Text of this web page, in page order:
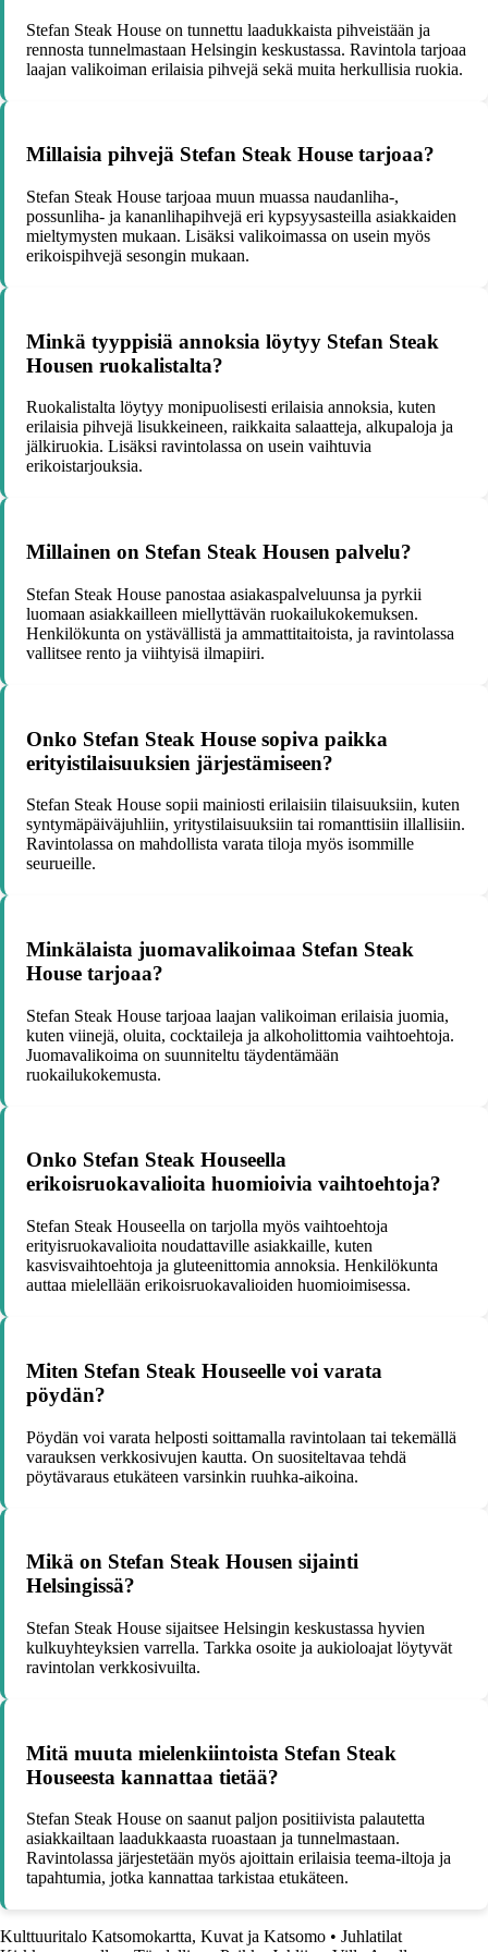
Stefan Steak House on tunnettu laadukkaista pihveistään ja
rennosta tunnelmastaan Helsingin keskustassa. Ravintola tarjoaa
laajan valikoiman erilaisia pihvejä sekä muita herkullisia ruokia.
Millaisia pihvejä Stefan Steak House tarjoaa?
Stefan Steak House tarjoaa muun muassa naudanliha-,
possunliha- ja kananlihapihvejä eri kypsyysasteilla asiakkaiden
mieltymysten mukaan. Lisäksi valikoimassa on usein myös
erikoispihvejä sesongin mukaan.
Minkä tyyppisiä annoksia löytyy Stefan Steak
Housen ruokalistalta?
Ruokalistalta löytyy monipuolisesti erilaisia annoksia, kuten
erilaisia pihvejä lisukkeineen, raikkaita salaatteja, alkupaloja ja
jälkiruokia. Lisäksi ravintolassa on usein vaihtuvia
erikoistarjouksia.
Millainen on Stefan Steak Housen palvelu?
Stefan Steak House panostaa asiakaspalveluunsa ja pyrkii
luomaan asiakkailleen miellyttävän ruokailukokemuksen.
Henkilökunta on ystävällistä ja ammattitaitoista, ja ravintolassa
vallitsee rento ja viihtyisä ilmapiiri.
Onko Stefan Steak House sopiva paikka
erityistilaisuuksien järjestämiseen?
Stefan Steak House sopii mainiosti erilaisiin tilaisuuksiin, kuten
syntymäpäiväjuhliin, yritystilaisuuksiin tai romanttisiin illallisiin.
Ravintolassa on mahdollista varata tiloja myös isommille
seurueille.
Minkälaista juomavalikoimaa Stefan Steak
House tarjoaa?
Stefan Steak House tarjoaa laajan valikoiman erilaisia juomia,
kuten viinejä, oluita, cocktaileja ja alkoholittomia vaihtoehtoja.
Juomavalikoima on suunniteltu täydentämään
ruokailukokemusta.
Onko Stefan Steak Houseella
erikoisruokavalioita huomioivia vaihtoehtoja?
Stefan Steak Houseella on tarjolla myös vaihtoehtoja
erityisruokavalioita noudattaville asiakkaille, kuten
kasvisvaihtoehtoja ja gluteenittomia annoksia. Henkilökunta
auttaa mielellään erikoisruokavalioiden huomioimisessa.
Miten Stefan Steak Houseelle voi varata
pöydän?
Pöydän voi varata helposti soittamalla ravintolaan tai tekemällä
varauksen verkkosivujen kautta. On suositeltavaa tehdä
pöytävaraus etukäteen varsinkin ruuhka-aikoina.
Mikä on Stefan Steak Housen sijainti
Helsingissä?
Stefan Steak House sijaitsee Helsingin keskustassa hyvien
kulkuyhteyksien varrella. Tarkka osoite ja aukioloajat löytyvät
ravintolan verkkosivuilta.
Mitä muuta mielenkiintoista Stefan Steak
Houseesta kannattaa tietää?
Stefan Steak House on saanut paljon positiivista palautetta
asiakkailtaan laadukkaasta ruoastaan ja tunnelmastaan.
Ravintolassa järjestetään myös ajoittain erilaisia teema-iltoja ja
tapahtumia, jotka kannattaa tarkistaa etukäteen.
Kulttuuritalo Katsomokartta, Kuvat ja Katsomo • Juhlatilat